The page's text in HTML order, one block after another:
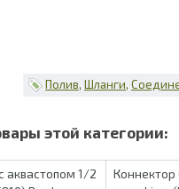
Полив Шланги
аквастопом 1/2
Коннектор